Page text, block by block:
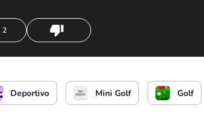
2
o
Deportivo Mini Golf Golf